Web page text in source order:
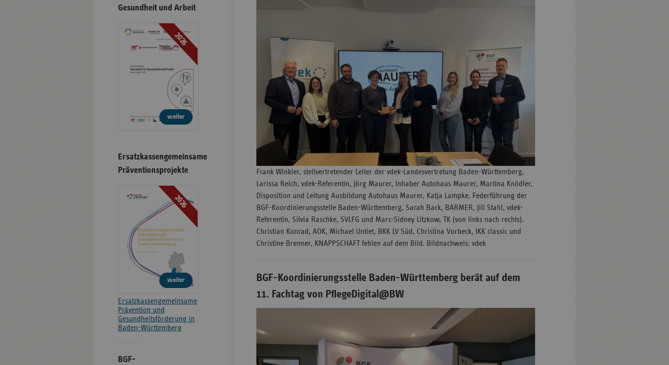
Frank Winkler, stellvertretender Leiter der vdek-Landesvertretung Baden-Württemberg,
Larissa Reich, vdek-Referentin, Jörg Maurer, Inhaber Autohaus Maurer, Martina Knödler,
Disposition und Leitung Ausbildung Autohaus Maurer, Katja Lampke, Federführung der
BGF-Koordinierungsstelle Baden-Württemberg, Sarah Back, BARMER, Jill Stahl, vdek-
Referentin, Silvia Raschke, SVLFG und Marc-Sidney Litzkow, TK (von links nach rechts).
Christian Konrad, AOK, Michael Untiet, BKK LV Süd, Christina Vorbeck, IKK classic und
Christine Brenner, KNAPPSCHAFT fehlen auf dem Bild. Bildnachweis: vdek
BGF-Koordinierungsstelle Baden-Württemberg berät auf dem
11. Fachtag von PflegeDigital@BW
Gesundheit und Arbeit
2026
weiter
Ersatzkassengemeinsame
Präventionsprojekte
2026
weiter
Ersatzkassengemeinsame
Prävention und
Gesundheitsförderung in
Baden-Württemberg
BGF-